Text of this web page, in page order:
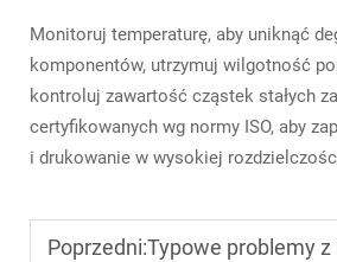
Monitoruj temperaturę, aby uniknąć
komponentów, utrzymuj wilgotność
kontroluj zawartość cząstek stałych
certyfikowanych wg normy ISO, aby
i drukowanie w wysokiej
Poprzedni:Typowe problemy z maszynami do drukowania na